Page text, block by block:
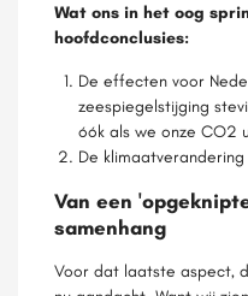
Wat ons in het oog
hoofdconclusies:
De effecten voor
zeespiegelstijging
óók als we onze CO2
De
Van een
samenhang
Voor dat laatste aspect,